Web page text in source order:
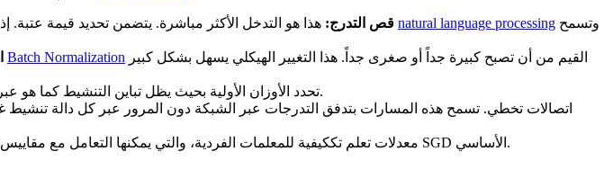
قص التدرج: natural language processing
Batch Normalization
(أو تهيئة جلوروت)، تحدد الأوزان الأولية بحيث يظل تباين التنشيط كما هو عبر الطبقات.
معدلات تعلم تككيفية للمعلمات الفردية، والتي يمكنها التعامل مع مقاييس التدرج المتغيرة بشكل أفضل من SGD الأساسي.